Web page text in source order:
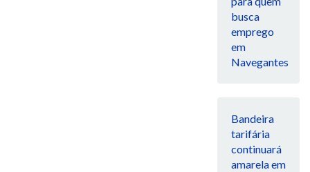
busca
emprego
em
Navegantes
Bandeira
tarifária
continuará
amarela em